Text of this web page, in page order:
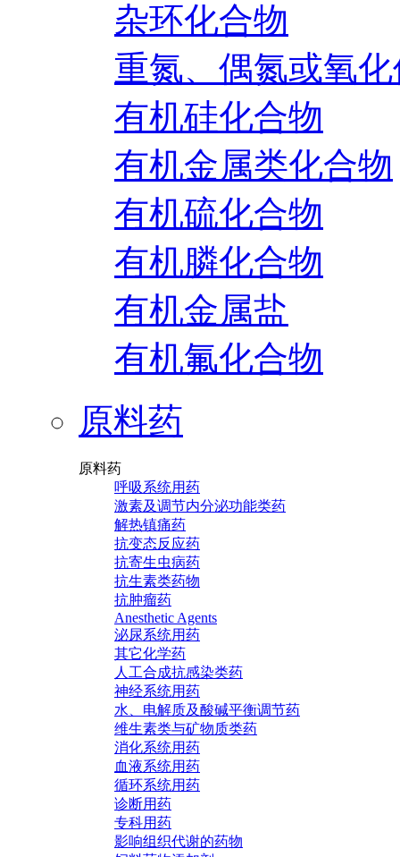
杂环化合物
重氮、偶氮或氧
有机硅化合物
有机金属类化合物
有机硫化合物
有机膦化合物
有机金属盐
有机氟化合物
原料药
原料药
呼吸系统用药
激素及调节内分泌功能类药
解热镇痛药
抗变态反应药
抗寄生虫病药
抗生素类药物
抗肿瘤药
Anesthetic Agents
泌尿系统用药
其它化学药
人工合成抗感染类药
神经系统用药
水、电解质及酸碱平衡调节药
维生素类与矿物质类药
消化系统用药
血液系统用药
循环系统用药
诊断用药
专科用药
影响组织代谢的药物